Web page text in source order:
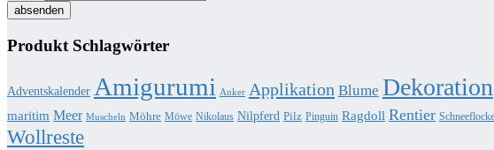
Produkt Schlagwörter
Adventskalender Amigurumi Anker Applikation Blume Dekoration
maritim Meer Muscheln Möhre Möwe Nikolaus Nilpferd Pilz Pinguin Ragdoll Rentier Schneeflocke
Wollreste